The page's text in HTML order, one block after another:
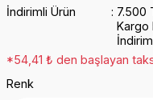
İndirimli Ürün
7.500
Kargo
*54,41 ₺ den başlayan
Renk